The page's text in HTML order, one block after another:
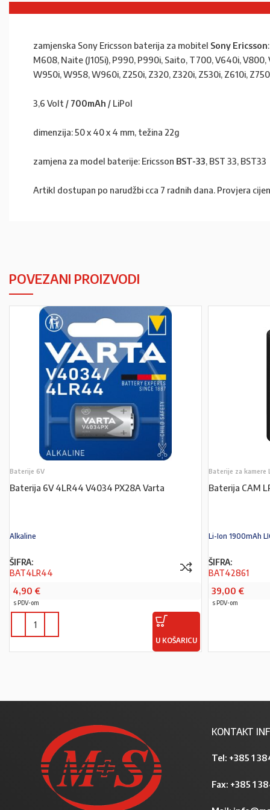
zamjenska Sony Ericsson baterija za mobitel Sony Ericsson
M608, Naite (J105i), P990, P990i, Saito, T700, V640i,
W950i, W958, W960i, Z250i, Z320, Z320i, Z530i, Z610i,
3,6 Volt / 700mAh / LiPol
dimenzija: 50 x 40 x 4 mm, težina 22g
zamjena za model baterije: Ericsson BST-33, BST 33, BST33
Artikl dostupan po narudžbi cca 7 radnih dana. Provjera
POVEZANI PROIZVODI
Baterije 6V
Baterija 6V 4LR44 V4034 PX28A Varta
Alkaline
ŠIFRA:
BAT4LR44
4,90 €
s PDV-om
U KOŠARICU
Baterije za kamere
Baterija CAM
Li-Ion 1900mAh
ŠIFRA:
BAT42861
39,00 €
s PDV-om
KONTAKT
Tel: +385 1
Fax: +385 1